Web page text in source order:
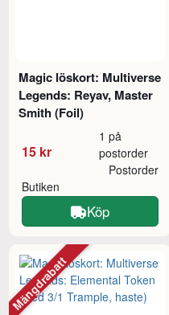
Magic löskort: Multiverse
Legends: Reyav, Master
Smith (Foil)
15 kr
1 på
postorder
Butiken
Postorder
Köp
Mängdrabatt